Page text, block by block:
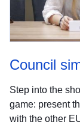
Council
Step into the
game: present
with the other